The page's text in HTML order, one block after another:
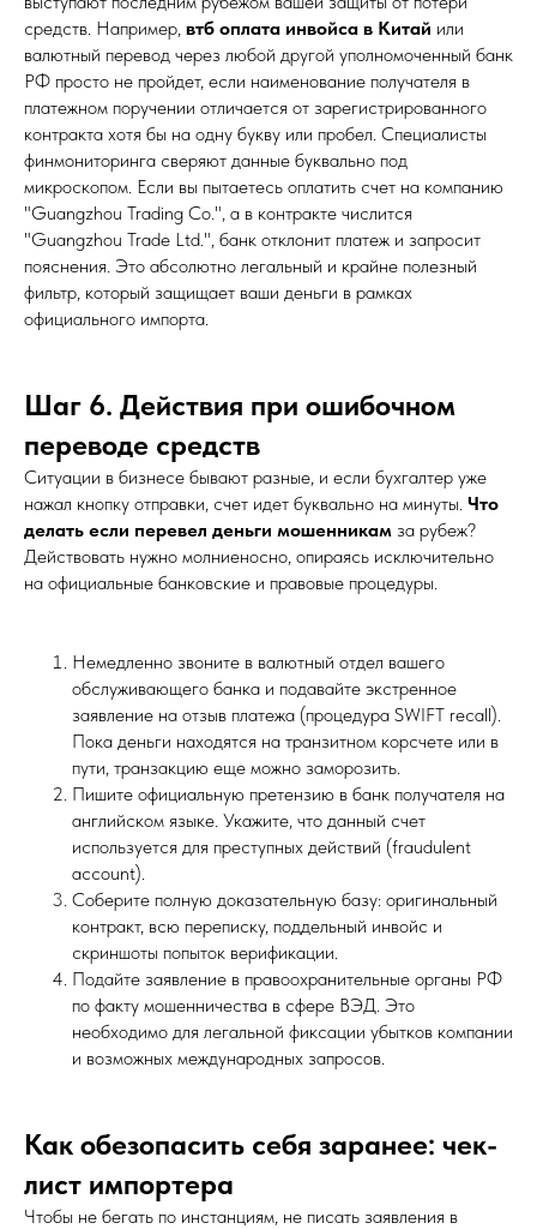
средств. Например, втб оплата инвойса в Китай или
валютный перевод через любой другой уполномоченный банк
РФ просто не пройдет, если наименование получателя в
платежном поручении отличается от зарегистрированного
контракта хотя бы на одну букву или пробел. Специалисты
финмониторинга сверяют данные буквально под
микроскопом. Если вы пытаетесь оплатить счет на компанию
"Guangzhou Trading Co.", а в контракте числится
"Guangzhou Trade Ltd.", банк отклонит платеж и запросит
пояснения. Это абсолютно легальный и крайне полезный
фильтр, который защищает ваши деньги в рамках
официального импорта.
Шаг 6. Действия при ошибочном
переводе средств
Ситуации в бизнесе бывают разные, и если бухгалтер уже
нажал кнопку отправки, счет идет буквально на минуты. Что
делать если перевел деньги мошенникам за рубеж?
Действовать нужно молниеносно, опираясь исключительно
на официальные банковские и правовые процедуры.
Немедленно звоните в валютный отдел вашего
обслуживающего банка и подавайте экстренное
заявление на отзыв платежа (процедура SWIFT recall).
Пока деньги находятся на транзитном корсчете или в
пути, транзакцию еще можно заморозить.
Пишите официальную претензию в банк получателя на
английском языке. Укажите, что данный счет
используется для преступных действий (fraudulent
account).
Соберите полную доказательную базу: оригинальный
контракт, всю переписку, поддельный инвойс и
скриншоты попыток верификации.
Подайте заявление в правоохранительные органы РФ
по факту мошенничества в сфере ВЭД. Это
необходимо для легальной фиксации убытков компании
и возможных международных запросов.
Как обезопасить себя заранее: чек-
лист импортера
Чтобы не бегать по инстанциям, не писать заявления в